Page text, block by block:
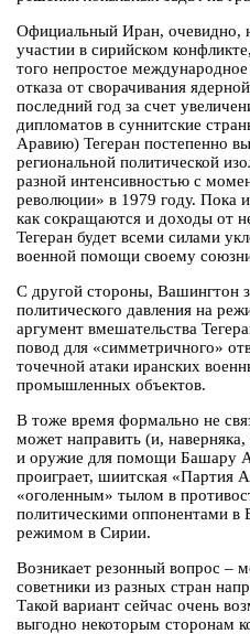
Официальный Иран, очевидно,
участии в сирийском
того непростое
отказа от сворачивания
последний год за счет
дипломатов в суннитские
Аравию) Тегеран постепенно
региональной политической
разной интенсивностью с
революции» в 1979 году. Пока
как сокращаются и доходы от
Тегеран будет всеми силами
военной помощи своему
С другой стороны, Вашингтон
политического давления на
аргумент вмешательства
повод для «симметричного»
точечной атаки иранских
промышленных объектов.
В тоже время формально не
может направить (и,
и оружие для помощи Башару
проиграет, шиитская «Партия
«оголенным» тылом в
политическими оппонентами в
режимом в Сирии.
Возникает резонный вопрос –
советники из разных стран
Такой вариант сейчас очень
выгодно некоторым сторонам